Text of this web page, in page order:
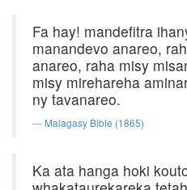
Fa hay! mandefitra
manandevo anareo,
anareo, raha misy
misy mirehareha
ny tavanareo.
Malagasy Bible (1865)
Ka ata hanga hoki